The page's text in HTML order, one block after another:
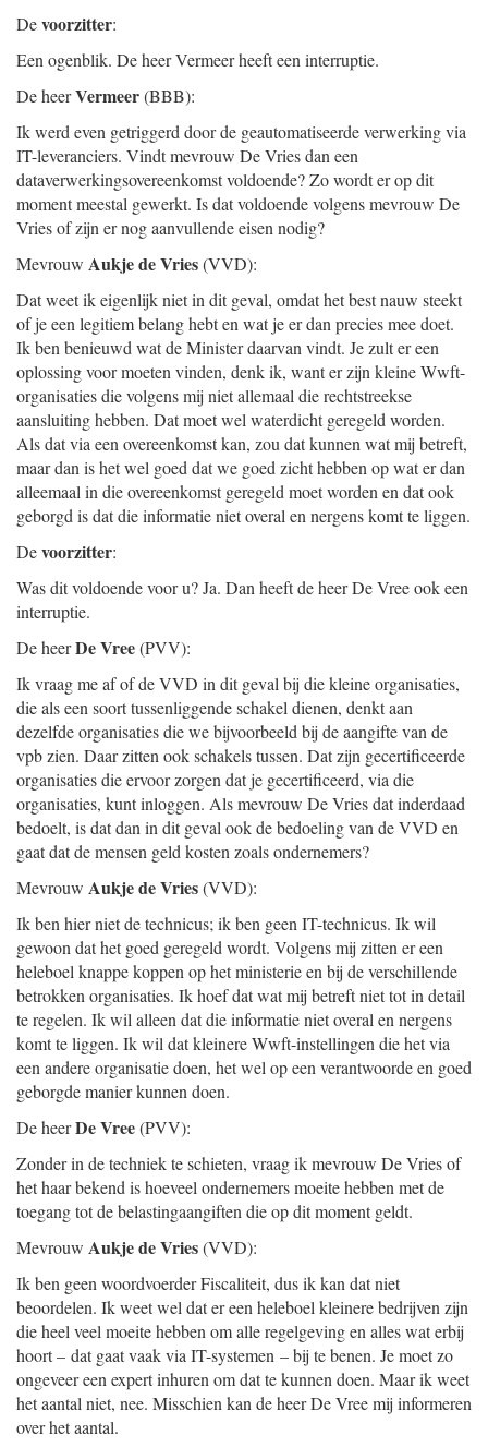
Devoorzitter:
Een ogenblik. De heer Vermeer heeft een interruptie.
De heerVermeer(BBB):
Ik werd even getriggerd door de geautomatiseerde verwerking via
IT-leveranciers. Vindt mevrouw De Vries dan een
dataverwerkingsovereenkomst voldoende? Zo wordt er op dit
moment meestal gewerkt. Is dat voldoende volgens mevrouw De
Vries of zijn er nog aanvullende eisen nodig?
Mevrouw Aukje de Vries(VVD):
Dat weet ik eigenlijk niet in dit geval, omdat het best nauw steekt
of je een legitiem belang hebt en wat je er dan precies mee doet.
Ik ben benieuwd wat de Minister daarvan vindt. Je zult er een
oplossing voor moeten vinden, denk ik, want er zijn kleine Wwft-
organisaties die volgens mij niet allemaal die rechtstreekse
aansluiting hebben. Dat moet wel waterdicht geregeld worden.
Als dat via een overeenkomst kan, zou dat kunnen wat mij betreft,
maar dan is het wel goed dat we goed zicht hebben op wat er dan
alleemaal in die overeenkomst geregeld moet worden en dat ook
geborgd is dat die informatie niet overal en nergens komt te liggen.
Devoorzitter:
Was dit voldoende voor u? Ja. Dan heeft de heer De Vree ook een
interruptie.
De heerDe Vree(PVV):
Ik vraag me af of de VVD in dit geval bij die kleine organisaties,
die als een soort tussenliggende schakel dienen, denkt aan
dezelfde organisaties die we bijvoorbeeld bij de aangifte van de
vpb zien. Daar zitten ook schakels tussen. Dat zijn gecertificeerde
organisaties die ervoor zorgen dat je gecertificeerd, via die
organisaties, kunt inloggen. Als mevrouw De Vries dat inderdaad
bedoelt, is dat dan in dit geval ook de bedoeling van de VVD en
gaat dat de mensen geld kosten zoals ondernemers?
Mevrouw Aukje de Vries(VVD):
Ik ben hier niet de technicus; ik ben geen IT-technicus. Ik wil
gewoon dat het goed geregeld wordt. Volgens mij zitten er een
heleboel knappe koppen op het ministerie en bij de verschillende
betrokken organisaties. Ik hoef dat wat mij betreft niet tot in detail
te regelen. Ik wil alleen dat die informatie niet overal en nergens
komt te liggen. Ik wil dat kleinere Wwft-instellingen die het via
een andere organisatie doen, het wel op een verantwoorde en goed
geborgde manier kunnen doen.
De heerDe Vree(PVV):
Zonder in de techniek te schieten, vraag ik mevrouw De Vries of
het haar bekend is hoeveel ondernemers moeite hebben met de
toegang tot de belastingaangiften die op dit moment geldt.
Mevrouw Aukje de Vries(VVD):
Ik ben geen woordvoerder Fiscaliteit, dus ik kan dat niet
beoordelen. Ik weet wel dat er een heleboel kleinere bedrijven zijn
die heel veel moeite hebben om alle regelgeving en alles wat erbij
hoort – dat gaat vaak via IT-systemen – bij te benen. Je moet zo
ongeveer een expert inhuren om dat te kunnen doen. Maar ik weet
het aantal niet, nee. Misschien kan de heer De Vree mij informeren
over het aantal.